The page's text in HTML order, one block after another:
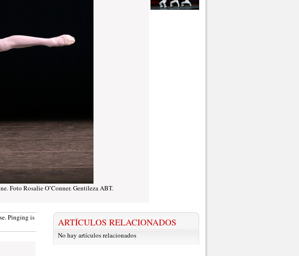
Foto Rosalie O’Conner. Gentileza ABT.
Pinging is
ARTÍCULOS RELACIONADOS
No hay artículos relacionados